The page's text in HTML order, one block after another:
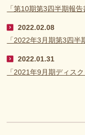
「第10期第3四半期報
2022.02.08
「2022年3月期第3四
2022.01.31
「2021年9月期ディス